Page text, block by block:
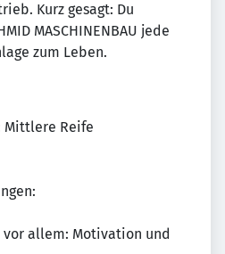
Kurz gesagt: Du
MASCHINENBAU jede
zum Leben.
Mittlere Reife
allem: Motivation und